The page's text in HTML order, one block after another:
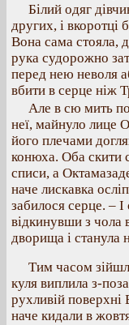
Білий одяг
других, і вкоротці
Вона сама стояла,
рука судорожно
перед нею неволя
вбити в серце ніж
Але в сю мить
неї, майнуло лице
його плечами
конюха. Оба скити
списи, а
наче лискавка
забилося серце. –
відкинувши з чола
дворища і станула
Тим часом
куля виплила з-
рухливій
наче кидали в